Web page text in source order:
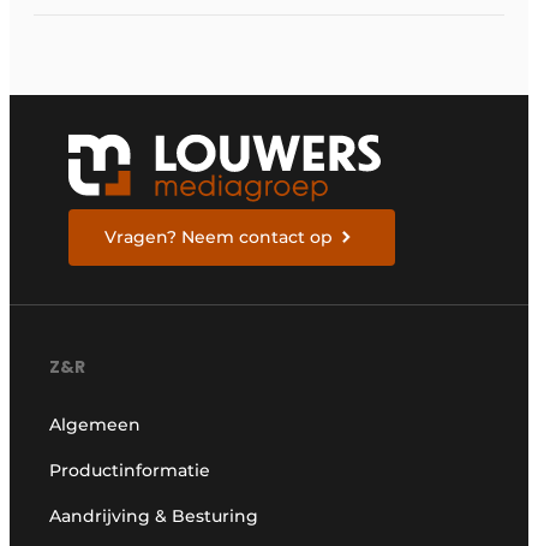
Vragen? Neem contact op
Z&R
Algemeen
Productinformatie
Aandrijving & Besturing